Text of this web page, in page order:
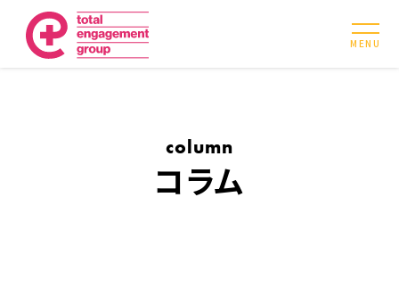
MENU
column
コラム